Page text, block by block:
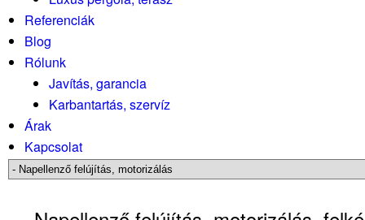
Referenciák
Blog
Rólunk
Javítás, garancia
Karbantartás, szervíz
Árak
Kapcsolat